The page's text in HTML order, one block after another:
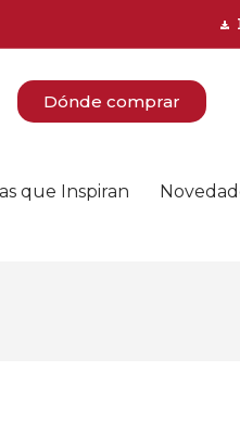
Dónde comprar
que Inspiran